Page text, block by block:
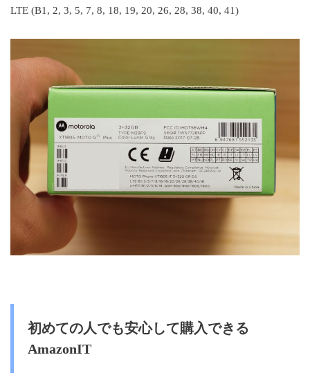
LTE (B1, 2, 3, 5, 7, 8, 18, 19, 20, 26, 28, 38, 40, 41)
初めての人でも安心して購入できる
AmazonIT